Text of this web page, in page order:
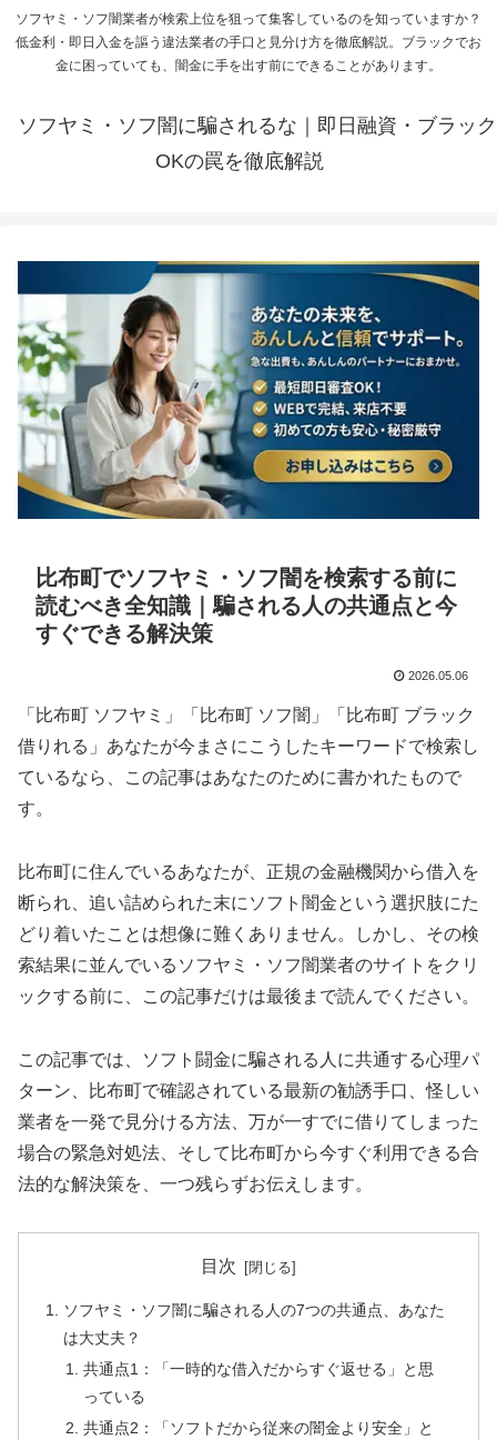
ソフヤミ・ソフ闇業者が検索上位を狙って集客しているのを知っていますか？
低金利・即日入金を謳う違法業者の手口と見分け方を徹底解説。ブラックでお
金に困っていても、闇金に手を出す前にできることがあります。
ソフヤミ・ソフ闇に騙されるな｜即日融資・ブラック
OKの罠を徹底解説
比布町でソフヤミ・ソフ闇を検索する前に
読むべき全知識｜騙される人の共通点と今
すぐできる解決策
2026.05.06
「比布町 ソフヤミ」「比布町 ソフ闇」「比布町 ブラック
借りれる」あなたが今まさにこうしたキーワードで検索し
ているなら、この記事はあなたのために書かれたもので
す。
比布町に住んでいるあなたが、正規の金融機関から借入を
断られ、追い詰められた末にソフト闇金という選択肢にた
どり着いたことは想像に難くありません。しかし、その検
索結果に並んでいるソフヤミ・ソフ闇業者のサイトをクリ
ックする前に、この記事だけは最後まで読んでください。
この記事では、ソフト闘金に騙される人に共通する心理パ
ターン、比布町で確認されている最新の勧誘手口、怪しい
業者を一発で見分ける方法、万が一すでに借りてしまった
場合の緊急対処法、そして比布町から今すぐ利用できる合
法的な解決策を、一つ残らずお伝えします。
目次
ソフヤミ・ソフ闇に騙される人の7つの共通点、あなた
は大丈夫？
共通点1：「一時的な借入だからすぐ返せる」と思
っている
共通点2：「ソフトだから従来の闇金より安全」と